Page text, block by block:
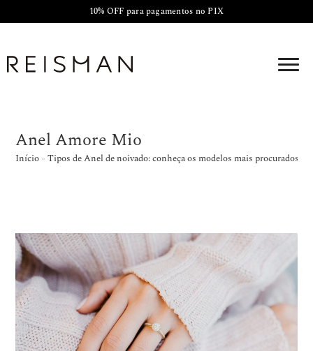
10% OFF para pagamentos no PIX
Anel Amore Mio
Início »Tipos de Anel de noivado: conheça os modelos mais procurados e